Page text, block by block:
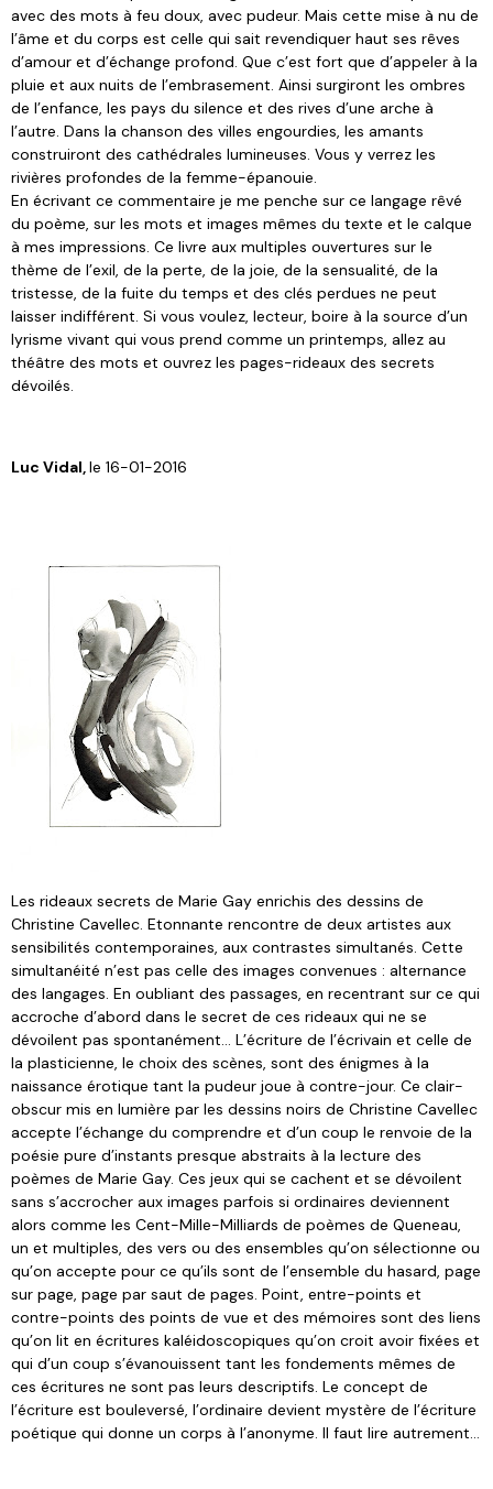
avec des mots à feu doux, avec pudeur. Mais cette mise à nu de
l’âme et du corps est celle qui sait revendiquer haut ses rêves
d’amour et d’échange profond. Que c’est fort que d’appeler à la
pluie et aux nuits de l’embrasement. Ainsi surgiront les ombres
de l’enfance, les pays du silence et des rives d’une arche à
l’autre. Dans la chanson des villes engourdies, les amants
construiront des cathédrales lumineuses. Vous y verrez les
rivières profondes de la femme-épanouie.
En écrivant ce commentaire je me penche sur ce langage rêvé
du poème, sur les mots et images mêmes du texte et le calque
à mes impressions. Ce livre aux multiples ouvertures sur le
thème de l’exil, de la perte, de la joie, de la sensualité, de la
tristesse, de la fuite du temps et des clés perdues ne peut
laisser indifférent. Si vous voulez, lecteur, boire à la source d’un
lyrisme vivant qui vous prend comme un printemps, allez au
théâtre des mots et ouvrez les pages-rideaux des secrets
dévoilés.
Luc Vidal,le 16-01-2016
Les rideaux secrets de Marie Gay enrichis des dessins de
Christine Cavellec. Etonnante rencontre de deux artistes aux
sensibilités contemporaines, aux contrastes simultanés. Cette
simultanéité n’est pas celle des images convenues : alternance
des langages. En oubliant des passages, en recentrant sur ce qui
accroche d’abord dans le secret de ces rideaux qui ne se
dévoilent pas spontanément… L’écriture de l’écrivain et celle de
la plasticienne, le choix des scènes, sont des énigmes à la
naissance érotique tant la pudeur joue à contre-jour. Ce clair-
obscur mis en lumière par les dessins noirs de Christine Cavellec
accepte l’échange du comprendre et d’un coup le renvoie de la
poésie pure d’instants presque abstraits à la lecture des
poèmes de Marie Gay. Ces jeux qui se cachent et se dévoilent
sans s’accrocher aux images parfois si ordinaires deviennent
alors comme les Cent-Mille-Milliards de poèmes de Queneau,
un et multiples, des vers ou des ensembles qu’on sélectionne ou
qu’on accepte pour ce qu’ils sont de l’ensemble du hasard, page
sur page, page par saut de pages. Point, entre-points et
contre-points des points de vue et des mémoires sont des liens
qu’on lit en écritures kaléidoscopiques qu’on croit avoir fixées et
qui d’un coup s’évanouissent tant les fondements mêmes de
ces écritures ne sont pas leurs descriptifs. Le concept de
l’écriture est bouleversé, l’ordinaire devient mystère de l’écriture
poétique qui donne un corps à l’anonyme. Il faut lire autrement…